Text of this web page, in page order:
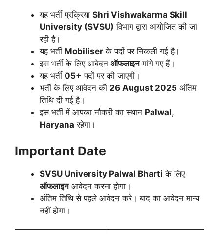
यह भर्ती प्रक्रिया Shri Vishwakarma Skill
University (SVSU) विभाग द्वारा आयोजित की जा
रही है।
यह भर्ती Mobiliser के पदों पर निकली गई है।
इस भर्ती के लिए आवेदन ऑफलाइनमांगे गए हैं।
यह भर्ती 05+ पदों पर की जाएगी।
भर्ती के लिए आवेदन की 26 August 2025 अंतिम
तिथि दी गई है।
इस भर्ती में आपका नौकरी का स्थान Palwal,
Haryana रहेगा।
Important Date
SVSU University Palwal Bharti के लिए
ऑफलाइनआवेदन करना होगा।
अंतिम तिथि से पहले आवेदन करे। बाद का आवेदन मान्य
नहीं होगा।